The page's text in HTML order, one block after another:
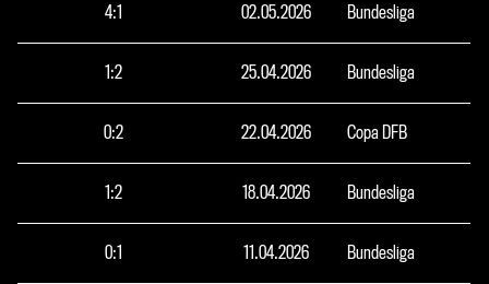
4:1 02.05.2026 Bundesliga
1:2 25.04.2026 Bundesliga
0:2 22.04.2026 Copa DFB
1:2 18.04.2026 Bundesliga
0:1 11.04.2026 Bundesliga